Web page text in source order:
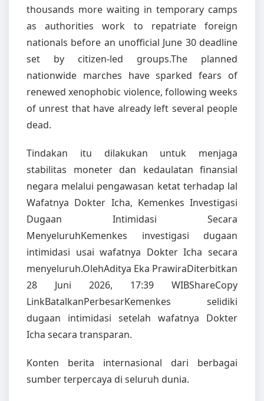
thousands more waiting in temporary camps
as authorities work to repatriate foreign
nationals before an unofficial June 30 deadline
set by citizen-led groups.The planned
nationwide marches have sparked fears of
renewed xenophobic violence, following weeks
of unrest that have already left several people
dead.
Tindakan itu dilakukan untuk menjaga
stabilitas moneter dan kedaulatan finansial
negara melalui pengawasan ketat terhadap lal
Wafatnya Dokter Icha, Kemenkes Investigasi
Dugaan Intimidasi Secara
MenyeluruhKemenkes investigasi dugaan
intimidasi usai wafatnya Dokter Icha secara
menyeluruh.OlehAditya Eka PrawiraDiterbitkan
28 Juni 2026, 17:39 WIBShareCopy
LinkBatalkanPerbesarKemenkes selidiki
dugaan intimidasi setelah wafatnya Dokter
Icha secara transparan.
Konten berita internasional dari berbagai
sumber terpercaya di seluruh dunia.